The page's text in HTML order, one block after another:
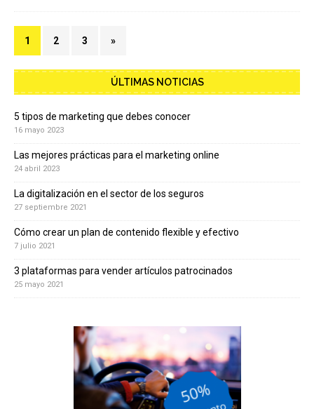
1 2 3 »
ÚLTIMAS NOTICIAS
5 tipos de marketing que debes conocer
16 mayo 2023
Las mejores prácticas para el marketing online
24 abril 2023
La digitalización en el sector de los seguros
27 septiembre 2021
Cómo crear un plan de contenido flexible y efectivo
7 julio 2021
3 plataformas para vender artículos patrocinados
25 mayo 2021